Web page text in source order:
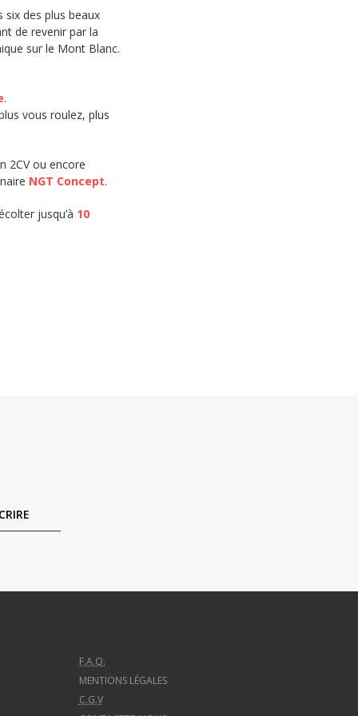
six des plus beaux
de revenir par la
sur le Mont Blanc.
.
vous roulez, plus
2CV ou encore
NGT Concept.
jusqu’à 10
F.A.Q.
MENTIONS LÉGALES
C.G.V